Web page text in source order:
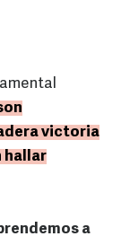
victoria
hallar
a